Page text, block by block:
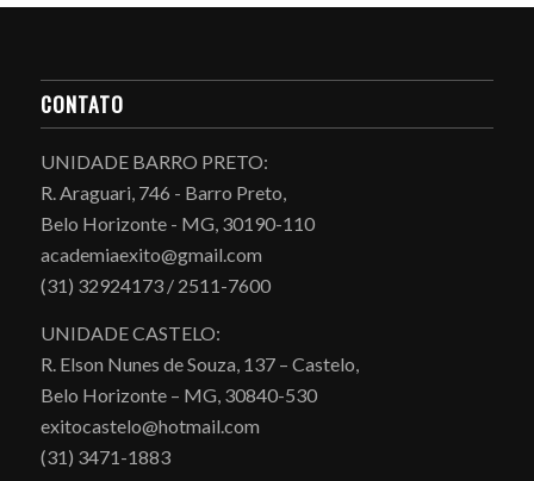
CONTATO
UNIDADE BARRO PRETO:
R. Araguari, 746 - Barro Preto,
Belo Horizonte - MG, 30190-110
academiaexito@gmail.com
(31) 32924173 / 2511-7600
UNIDADE CASTELO:
R. Elson Nunes de Souza, 137 – Castelo,
Belo Horizonte – MG, 30840-530
exitocastelo@hotmail.com
(31) 3471-1883